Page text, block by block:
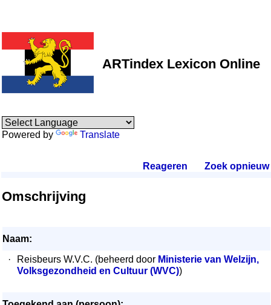
ARTindex Lexicon Online
Powered by Translate
Reageren Zoek opnieuw.
Omschrijving
Naam:
·
Reisbeurs W.V.C. (beheerd door Ministerie van Welzijn,
Volksgezondheid en Cultuur (WVC))